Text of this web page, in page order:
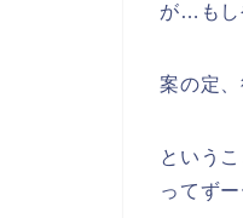
が…も
案の定
という
ってず